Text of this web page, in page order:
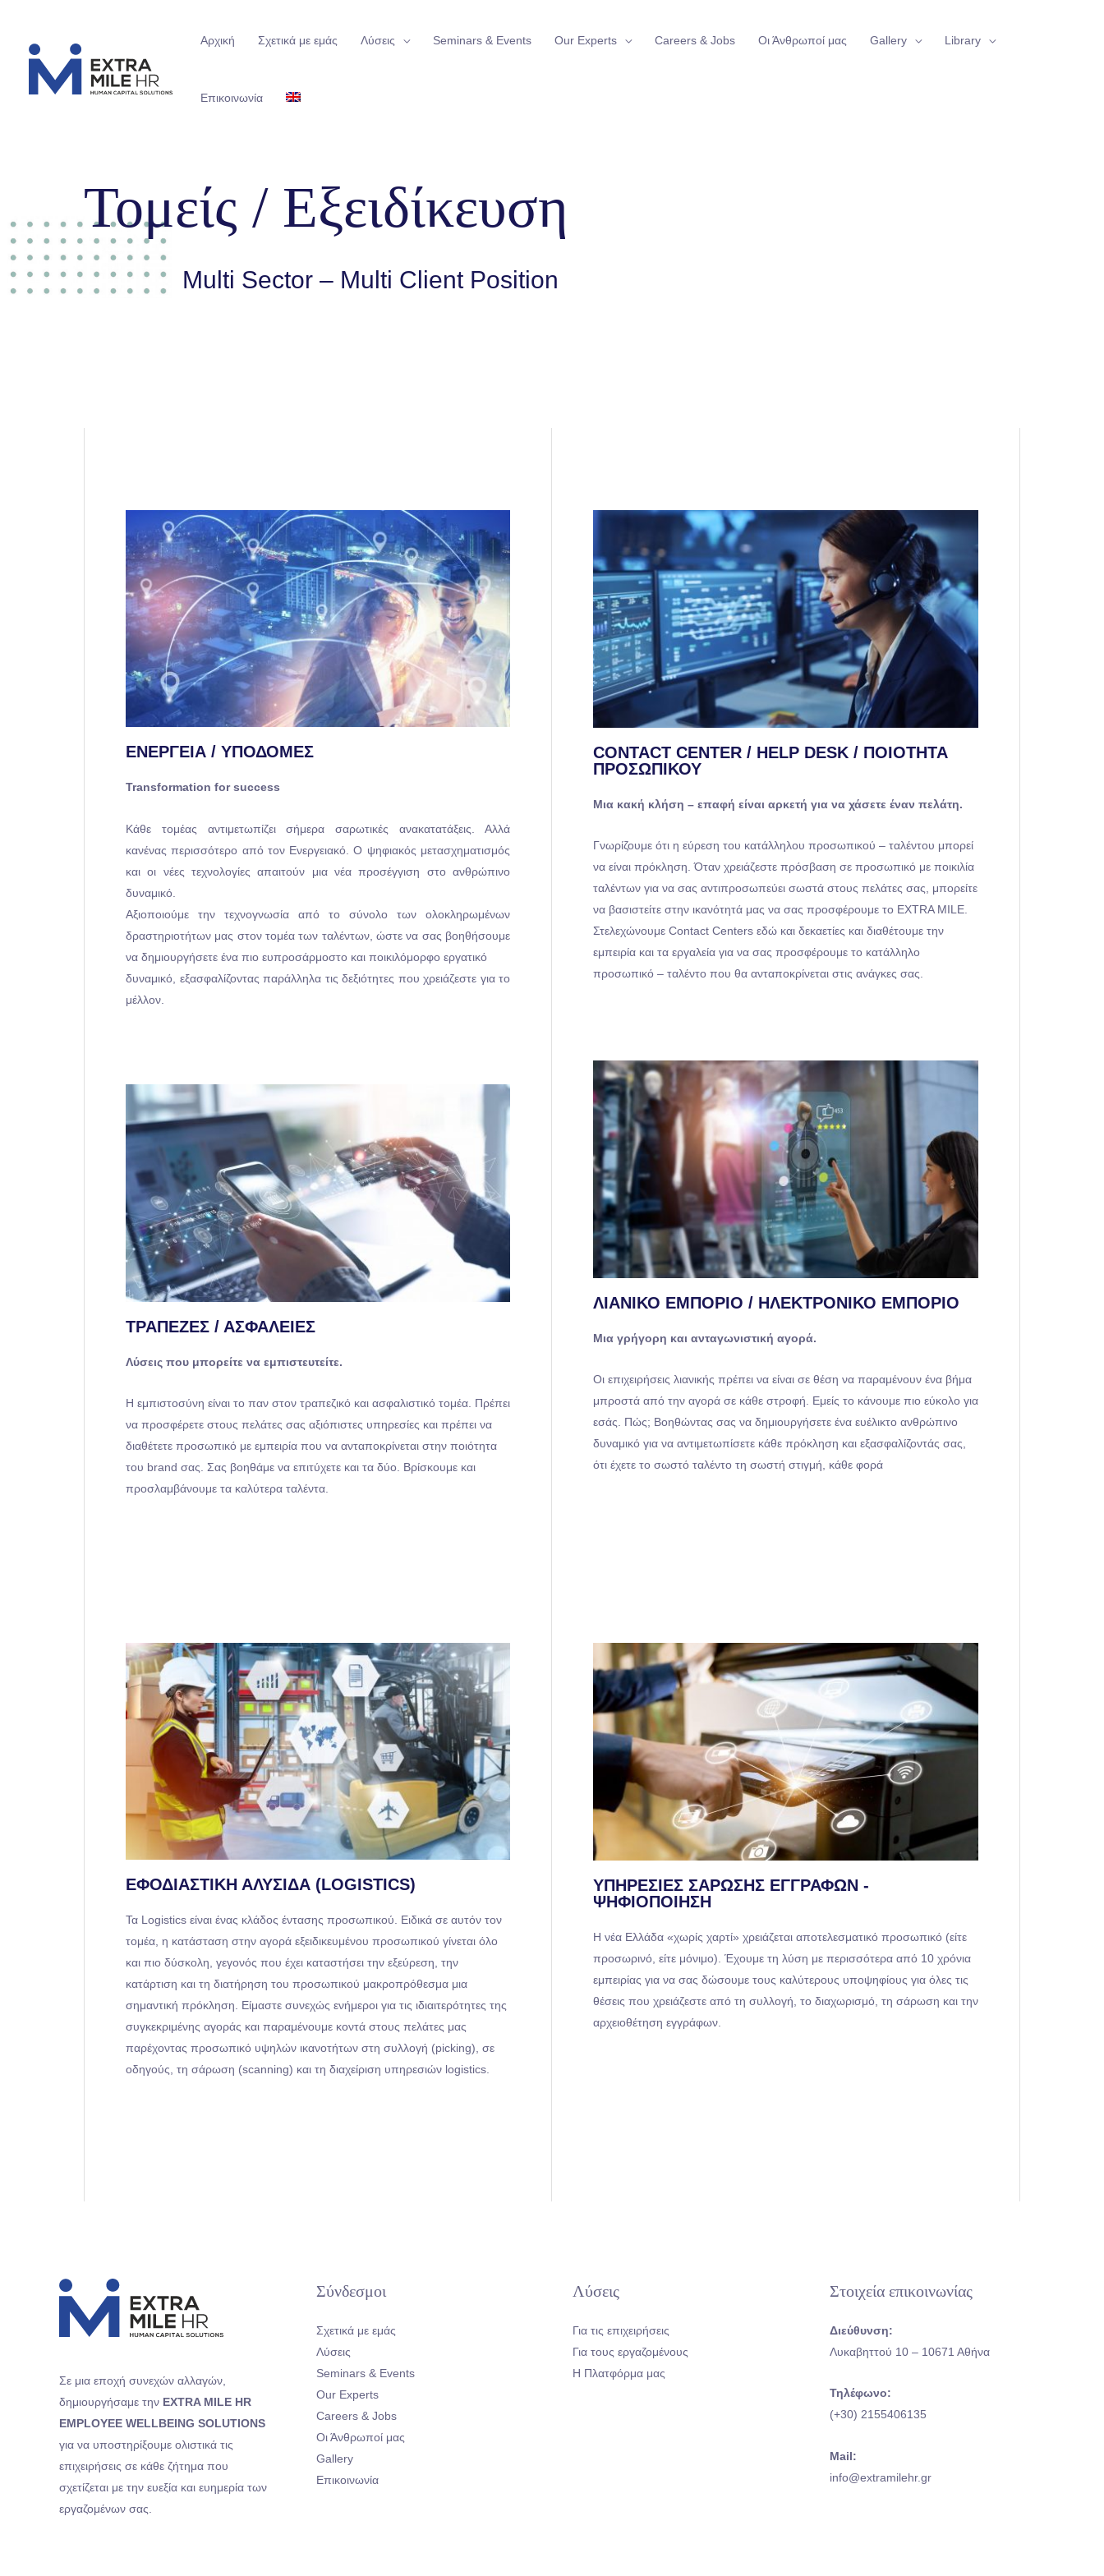
Αρχική Σχετικά με εμάς Λύσεις Seminars & Events Our Experts Careers & Jobs Οι Άνθρωποί μας Gallery Library
Επικοινωνία
Τομείς / Εξειδίκευση
Multi Sector – Multi Client Position
ΕΝΕΡΓΕΙΑ / ΥΠΟΔΟΜΕΣ
Transformation for success
Κάθε τομέας αντιμετωπίζει σήμερα σαρωτικές ανακατατάξεις. Αλλά
κανένας περισσότερο από τον Ενεργειακό. Ο ψηφιακός μετασχηματισμός
και οι νέες τεχνολογίες απαιτούν μια νέα προσέγγιση στο ανθρώπινο
δυναμικό.
Αξιοποιούμε την τεχνογνωσία από το σύνολο των ολοκληρωμένων
δραστηριοτήτων μας στον τομέα των ταλέντων, ώστε να σας βοηθήσουμε
να δημιουργήσετε ένα πιο ευπροσάρμοστο και ποικιλόμορφο εργατικό
δυναμικό, εξασφαλίζοντας παράλληλα τις δεξιότητες που χρειάζεστε για το
μέλλον.
ΤΡΆΠΕΖΕΣ / ΑΣΦΆΛΕΙΕΣ
Λύσεις που μπορείτε να εμπιστευτείτε.
Η εμπιστοσύνη είναι το παν στον τραπεζικό και ασφαλιστικό τομέα. Πρέπει
να προσφέρετε στους πελάτες σας αξιόπιστες υπηρεσίες και πρέπει να
διαθέτετε προσωπικό με εμπειρία που να ανταποκρίνεται στην ποιότητα
του brand σας. Σας βοηθάμε να επιτύχετε και τα δύο. Βρίσκουμε και
προσλαμβάνουμε τα καλύτερα ταλέντα.
CONTACT CENTER / HELP DESK / ΠΟΙΌΤΗΤΑ
ΠΡΟΣΩΠΙΚΟΎ
Μια κακή κλήση – επαφή είναι αρκετή για να χάσετε έναν πελάτη.
Γνωρίζουμε ότι η εύρεση του κατάλληλου προσωπικού – ταλέντου μπορεί
να είναι πρόκληση. Όταν χρειάζεστε πρόσβαση σε προσωπικό με ποικιλία
ταλέντων για να σας αντιπροσωπεύει σωστά στους πελάτες σας, μπορείτε
να βασιστείτε στην ικανότητά μας να σας προσφέρουμε το EXTRA MILE.
Στελεχώνουμε Contact Centers εδώ και δεκαετίες και διαθέτουμε την
εμπειρία και τα εργαλεία για να σας προσφέρουμε το κατάλληλο
προσωπικό – ταλέντο που θα ανταποκρίνεται στις ανάγκες σας.
ΛΙΑΝΙΚΌ ΕΜΠΌΡΙΟ / ΗΛΕΚΤΡΟΝΙΚΌ ΕΜΠΌΡΙΟ
Μια γρήγορη και ανταγωνιστική αγορά.
Οι επιχειρήσεις λιανικής πρέπει να είναι σε θέση να παραμένουν ένα βήμα
μπροστά από την αγορά σε κάθε στροφή. Εμείς το κάνουμε πιο εύκολο για
εσάς. Πώς; Βοηθώντας σας να δημιουργήσετε ένα ευέλικτο ανθρώπινο
δυναμικό για να αντιμετωπίσετε κάθε πρόκληση και εξασφαλίζοντάς σας,
ότι έχετε το σωστό ταλέντο τη σωστή στιγμή, κάθε φορά
ΕΦΟΔΙΑΣΤΙΚΉ ΑΛΥΣΊΔΑ (LOGISTICS)
Τα Logistics είναι ένας κλάδος έντασης προσωπικού. Ειδικά σε αυτόν τον
τομέα, η κατάσταση στην αγορά εξειδικευμένου προσωπικού γίνεται όλο
και πιο δύσκολη, γεγονός που έχει καταστήσει την εξεύρεση, την
κατάρτιση και τη διατήρηση του προσωπικού μακροπρόθεσμα μια
σημαντική πρόκληση. Είμαστε συνεχώς ενήμεροι για τις ιδιαιτερότητες της
συγκεκριμένης αγοράς και παραμένουμε κοντά στους πελάτες μας
παρέχοντας προσωπικό υψηλών ικανοτήτων στη συλλογή (picking), σε
οδηγούς, τη σάρωση (scanning) και τη διαχείριση υπηρεσιών logistics.
ΥΠΗΡΕΣΊΕΣ ΣΆΡΩΣΗΣ ΕΓΓΡΆΦΩΝ -
ΨΗΦΙΟΠΟΊΗΣΗ
Η νέα Ελλάδα «χωρίς χαρτί» χρειάζεται αποτελεσματικό προσωπικό (είτε
προσωρινό, είτε μόνιμο). Έχουμε τη λύση με περισσότερα από 10 χρόνια
εμπειρίας για να σας δώσουμε τους καλύτερους υποψηφίους για όλες τις
θέσεις που χρειάζεστε από τη συλλογή, το διαχωρισμό, τη σάρωση και την
αρχειοθέτηση εγγράφων.
Σε μια εποχή συνεχών αλλαγών,
δημιουργήσαμε την EXTRA MILE HR
EMPLOYEE WELLBEING SOLUTIONS
για να υποστηρίξουμε ολιστικά τις
επιχειρήσεις σε κάθε ζήτημα που
σχετίζεται με την ευεξία και ευημερία των
εργαζομένων σας.
Σύνδεσμοι
Σχετικά με εμάς
Λύσεις
Seminars & Events
Our Experts
Careers & Jobs
Οι Άνθρωποί μας
Gallery
Επικοινωνία
Λύσεις
Για τις επιχειρήσεις
Για τους εργαζομένους
Η Πλατφόρμα μας
Στοιχεία επικοινωνίας
Διεύθυνση:
Λυκαβηττού 10 – 10671 Αθήνα
Τηλέφωνο:
(+30) 2155406135
Μail:
info@extramilehr.gr